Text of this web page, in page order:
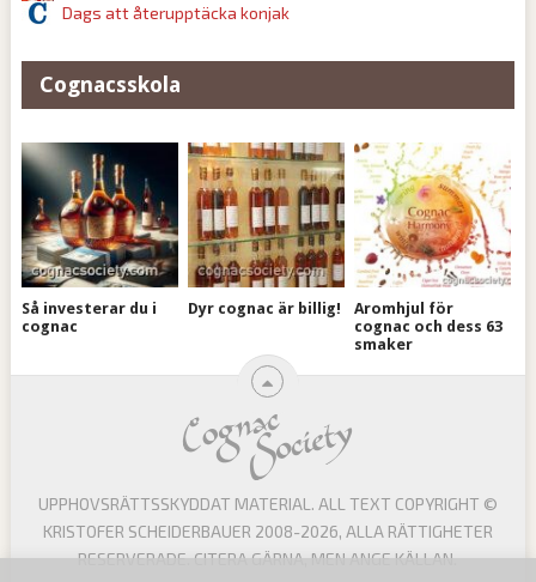
Dags att återupptäcka konjak
Cognacsskola
Så investerar du i
cognac
Dyr cognac är billig!
Aromhjul för
cognac och dess 63
smaker
UPPHOVSRÄTTSSKYDDAT MATERIAL. ALL TEXT COPYRIGHT ©
KRISTOFER SCHEIDERBAUER 2008-2026, ALLA RÄTTIGHETER
RESERVERADE. CITERA GÄRNA, MEN ANGE KÄLLAN.